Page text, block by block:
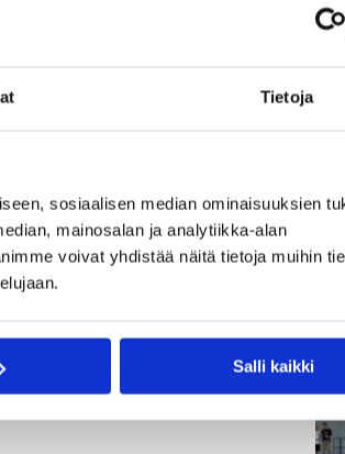
Tietoja
sosiaalisen median ominaisuuksien
mainosalan ja analytiikka-alan
voivat yhdistää näitä tietoja muihin
Salli kaikki